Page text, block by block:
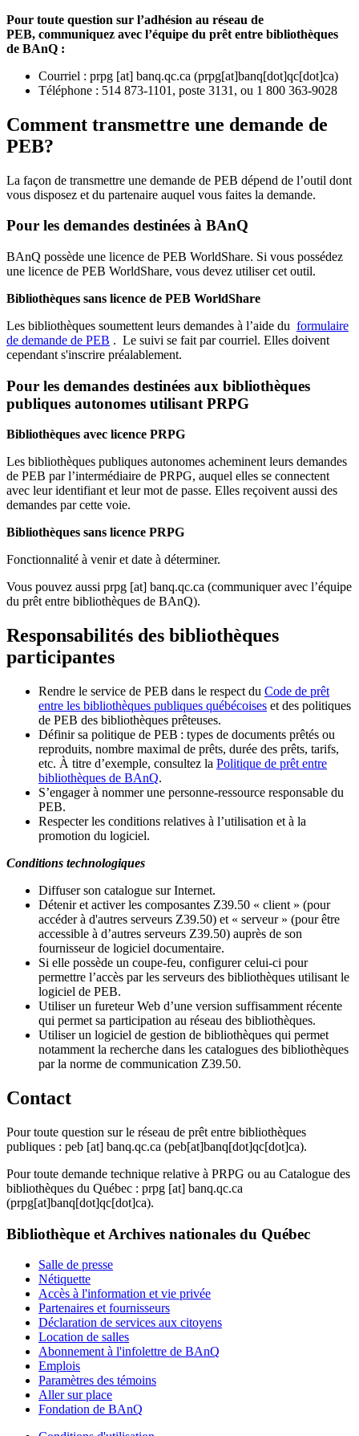
Pour toute question sur l’adhésion au réseau de
PEB, communiquez avec l’équipe du prêt entre bibliothèques
de BAnQ :
Courriel : prpg [at] banq.qc.ca (prpg[at]banq[dot]qc[dot]ca)
Téléphone : 514 873-1101, poste 3131, ou 1 800 363-9028
Comment transmettre une demande de
PEB?
La façon de transmettre une demande de PEB dépend de l’outil dont
vous disposez et du partenaire auquel vous faites la demande.
Pour les demandes destinées à BAnQ
BAnQ possède une licence de PEB WorldShare. Si vous possédez
une licence de PEB WorldShare, vous devez utiliser cet outil.
Bibliothèques sans licence de PEB WorldShare
Les bibliothèques soumettent leurs demandes à l’aide du formulaire
de demande de PEB . Le suivi se fait par courriel. Elles doivent
cependant s'inscrire préalablement.
Pour les demandes destinées aux bibliothèques
publiques autonomes utilisant PRPG
Bibliothèques avec licence PRPG
Les bibliothèques publiques autonomes acheminent leurs demandes
de PEB par l’intermédiaire de PRPG, auquel elles se connectent
avec leur identifiant et leur mot de passe. Elles reçoivent aussi des
demandes par cette voie.
Bibliothèques sans licence PRPG
Fonctionnalité à venir et date à déterminer.
Vous pouvez aussi prpg [at] banq.qc.ca (communiquer avec l’équipe
du prêt entre bibliothèques de BAnQ).
Responsabilités des bibliothèques
participantes
Rendre le service de PEB dans le respect du Code de prêt
entre les bibliothèques publiques québécoises et des politiques
de PEB des bibliothèques prêteuses.
Définir sa politique de PEB : types de documents prêtés ou
reproduits, nombre maximal de prêts, durée des prêts, tarifs,
etc. À titre d’exemple, consultez la Politique de prêt entre
bibliothèques de BAnQ.
S’engager à nommer une personne-ressource responsable du
PEB.
Respecter les conditions relatives à l’utilisation et à la
promotion du logiciel.
Conditions technologiques
Diffuser son catalogue sur Internet.
Détenir et activer les composantes Z39.50 « client » (pour
accéder à d'autres serveurs Z39.50) et « serveur » (pour être
accessible à d’autres serveurs Z39.50) auprès de son
fournisseur de logiciel documentaire.
Si elle possède un coupe-feu, configurer celui-ci pour
permettre l’accès par les serveurs des bibliothèques utilisant le
logiciel de PEB.
Utiliser un fureteur Web d’une version suffisamment récente
qui permet sa participation au réseau des bibliothèques.
Utiliser un logiciel de gestion de bibliothèques qui permet
notamment la recherche dans les catalogues des bibliothèques
par la norme de communication Z39.50.
Contact
Pour toute question sur le réseau de prêt entre bibliothèques
publiques : peb [at] banq.qc.ca (peb[at]banq[dot]qc[dot]ca).
Pour toute demande technique relative à PRPG ou au Catalogue des
bibliothèques du Québec : prpg [at] banq.qc.ca
(prpg[at]banq[dot]qc[dot]ca).
Bibliothèque et Archives nationales du Québec
Salle de presse
Nétiquette
Accès à l'information et vie privée
Partenaires et fournisseurs
Déclaration de services aux citoyens
Location de salles
Abonnement à l'infolettre de BAnQ
Emplois
Paramètres des témoins
Aller sur place
Fondation de BAnQ